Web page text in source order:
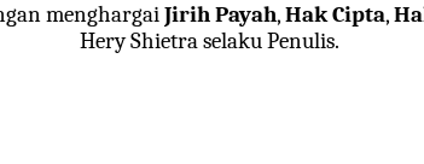
menghargaiJirih Payah,Hak Cipta,
Hery Shietra selaku Penulis.